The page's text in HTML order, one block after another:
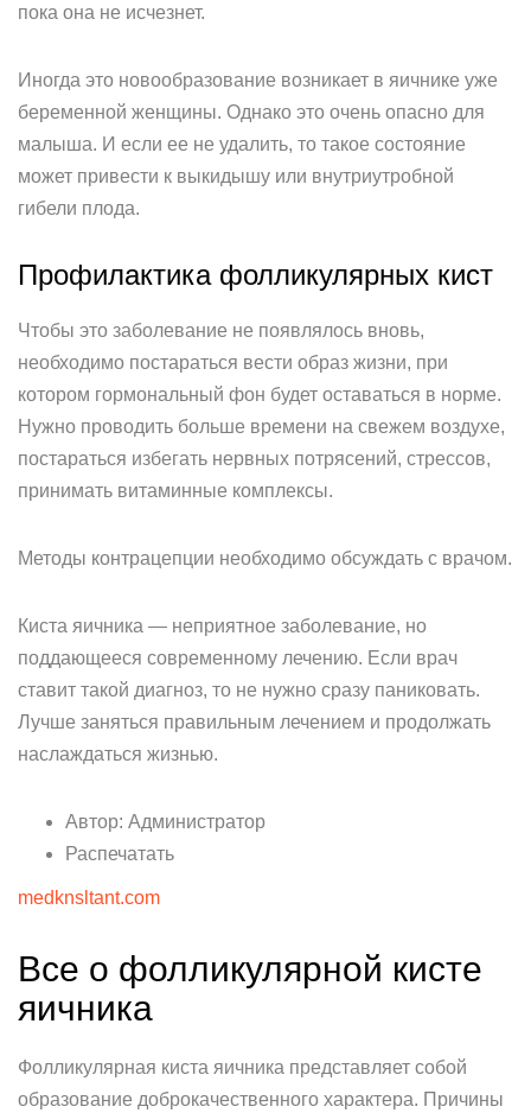
пока она не исчезнет.
Иногда это новообразование возникает в яичнике уже
беременной женщины. Однако это очень опасно для
малыша. И если ее не удалить, то такое состояние
может привести к выкидышу или внутриутробной
гибели плода.
Профилактика фолликулярных кист
Чтобы это заболевание не появлялось вновь,
необходимо постараться вести образ жизни, при
котором гормональный фон будет оставаться в норме.
Нужно проводить больше времени на свежем воздухе,
постараться избегать нервных потрясений, стрессов,
принимать витаминные комплексы.
Методы контрацепции необходимо обсуждать с врачом.
Киста яичника — неприятное заболевание, но
поддающееся современному лечению. Если врач
ставит такой диагноз, то не нужно сразу паниковать.
Лучше заняться правильным лечением и продолжать
наслаждаться жизнью.
Автор: Администратор
Распечатать
medknsltant.com
Все о фолликулярной кисте
яичника
Фолликулярная киста яичника представляет собой
образование доброкачественного характера. Причины